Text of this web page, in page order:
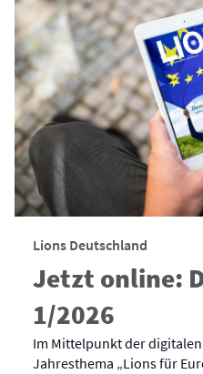
Lions Deutschland
Jetzt online:
1/2026
Im Mittelpunkt der
Jahresthema „Lions für